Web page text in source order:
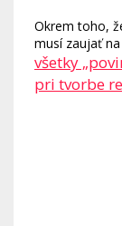
Okrem toho,
musí zaujať
všetky
pri tvorbe